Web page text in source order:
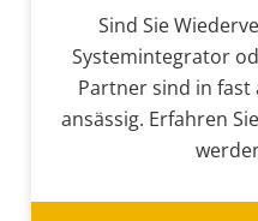
Sind Sie
Systemintegrator
Partner sind in fast
ansässig. Erfahren